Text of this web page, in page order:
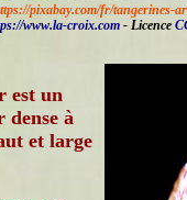
pixabay.com/fr/tangerines-
www.la-croix.com - Licence
est un
à
et large